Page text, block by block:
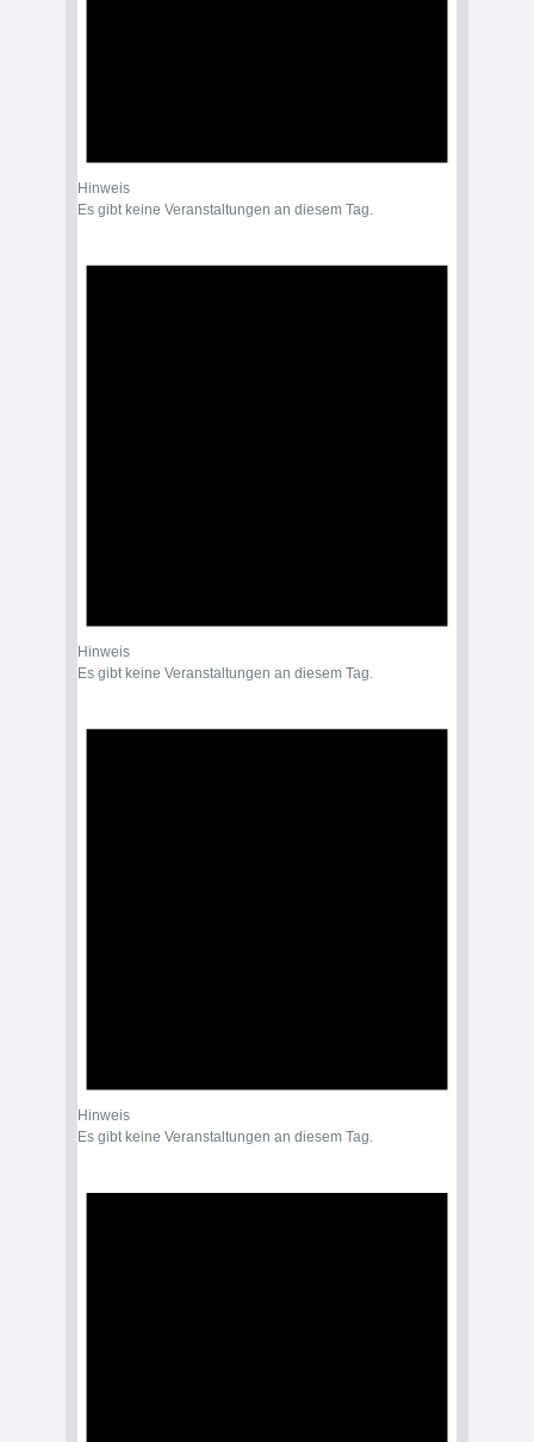
Hinweis
Es gibt keine Veranstaltungen an diesem Tag.
Hinweis
Es gibt keine Veranstaltungen an diesem Tag.
Hinweis
Es gibt keine Veranstaltungen an diesem Tag.